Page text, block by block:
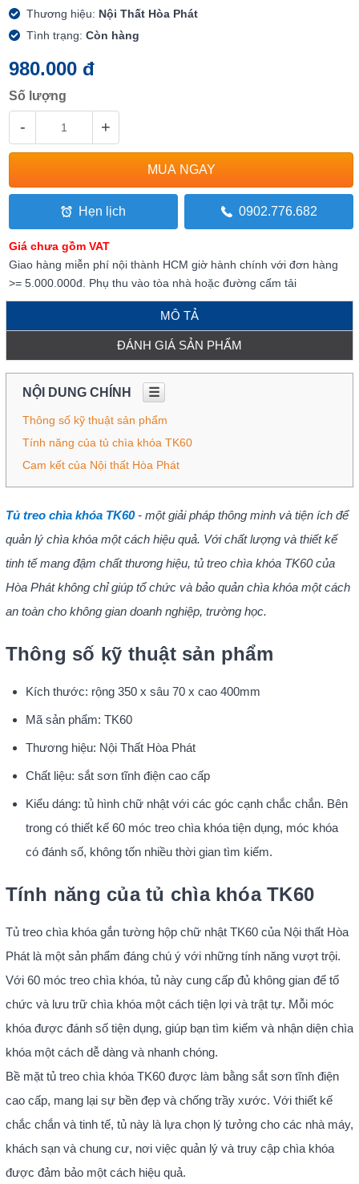
Thương hiệu: Nội Thất Hòa Phát
Tình trạng:Còn hàng
980.000 đ
Số lượng
- +
Hẹn lịch 0902.776.682
Giá chưa gồm VAT
Giao hàng miễn phí nội thành HCM giờ hành chính với đơn hàng
>= 5.000.000đ. Phụ thu vào tòa nhà hoặc đường cấm tải
MÔ TẢ
ĐÁNH GIÁ SẢN PHẨM
NỘI DUNG CHÍNH ☰
Thông số kỹ thuật sản phẩm
Tính năng của tủ chìa khóa TK60
Cam kết của Nội thất Hòa Phát
Tủ treo chìa khóa TK60- một giải pháp thông minh và tiện ích để
quản lý chìa khóa một cách hiệu quả. Với chất lượng và thiết kế
tinh tế mang đậm chất thương hiệu, tủ treo chìa khóa TK60 của
Hòa Phát không chỉ giúp tổ chức và bảo quản chìa khóa một cách
an toàn cho không gian doanh nghiệp, trường học.
Thông số kỹ thuật sản phẩm
Kích thước: rộng 350 x sâu 70 x cao 400mm
Mã sản phẩm: TK60
Thương hiệu: Nội Thất Hòa Phát
Chất liệu: sắt sơn tĩnh điện cao cấp
Kiểu dáng: tủ hình chữ nhật với các góc cạnh chắc chắn. Bên
trong có thiết kế 60 móc treo chìa khóa tiện dụng, móc khóa
có đánh số, không tốn nhiều thời gian tìm kiếm.
Tính năng của tủ chìa khóa TK60
Tủ treo chìa khóa gắn tường hộp chữ nhật TK60 của Nội thất Hòa
Phát là một sản phẩm đáng chú ý với những tính năng vượt trội.
Với 60 móc treo chìa khóa, tủ này cung cấp đủ không gian để tổ
chức và lưu trữ chìa khóa một cách tiện lợi và trật tự. Mỗi móc
khóa được đánh số tiện dụng, giúp bạn tìm kiếm và nhận diện chìa
khóa một cách dễ dàng và nhanh chóng.
Bề mặt tủ treo chìa khóa TK60 được làm bằng sắt sơn tĩnh điện
cao cấp, mang lại sự bền đẹp và chống trầy xước. Với thiết kế
chắc chắn và tinh tế, tủ này là lựa chọn lý tưởng cho các nhà máy,
khách sạn và chung cư, nơi việc quản lý và truy cập chìa khóa
được đảm bảo một cách hiệu quả.